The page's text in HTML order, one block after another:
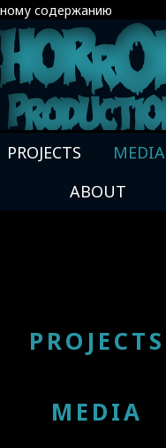
содержанию
PROJECTS MEDIA
ABOUT
MISC
PROJECTS
MEDIA